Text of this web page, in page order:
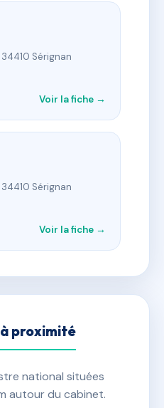
34410 Sérignan
Voir la fiche →
34410 Sérignan
Voir la fiche →
proximité
national situées
autour du cabinet.